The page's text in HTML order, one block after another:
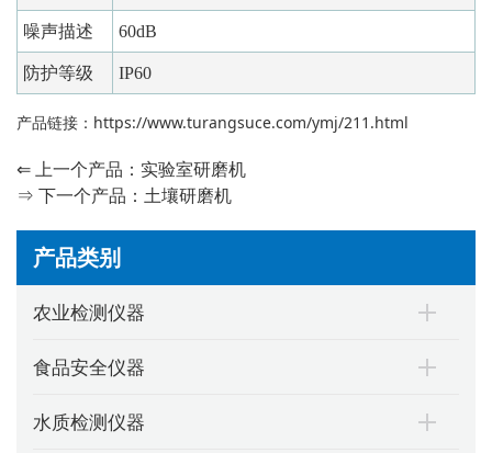
产品类别
农业检测仪器
食品安全仪器
水质检测仪器
噪声描述 60dB
防护等级 IP60
产品链接： https://www.turangsuce.com/ymj/211.html
⇐ 上一个产品： 实验室研磨机
⇒ 下一个产品： 土壤研磨机